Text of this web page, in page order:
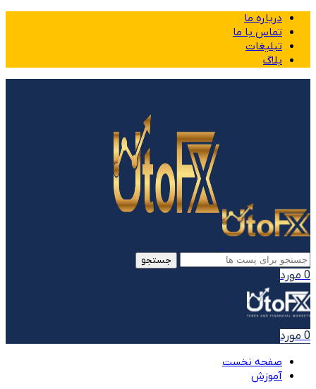
درباره ما
تماس با ما
تبلیغات
بلاگ
جستجو
0 مورد
0 مورد
صفحه نخست
آموزش